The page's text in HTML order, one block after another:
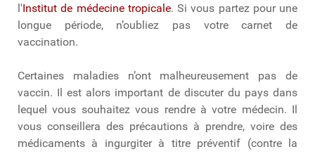
l'Institut de médecine tropicale. Si vous partez pour une
longue période, n’oubliez pas votre carnet de
vaccination.
Certaines maladies n’ont malheureusement pas de
vaccin. Il est alors important de discuter du pays dans
lequel vous souhaitez vous rendre à votre médecin. Il
vous conseillera des précautions à prendre, voire des
médicaments à ingurgiter à titre préventif (contre la